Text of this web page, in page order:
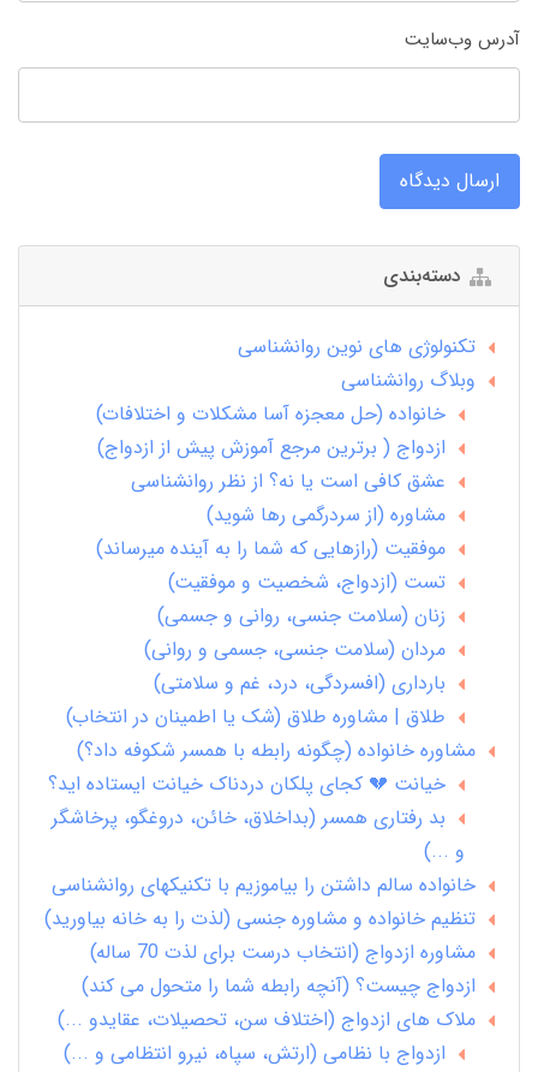
آدرس وب‌سایت
ارسال دیدگاه
دسته‌بندی
تکنولوژی های نوین روانشناسی
وبلاگ روانشناسی
خانواده (حل معجزه آسا مشکلات و اختلافات)
ازدواج ( برترین مرجع آموزش پیش از ازدواج)
عشق کافی است یا نه؟ از نظر روانشناسی
مشاوره (از سردرگمی رها شوید)
موفقیت (رازهایی که شما را به آینده میرساند)
تست (ازدواج، شخصیت و موفقیت)
زنان (سلامت جنسی، روانی و جسمی)
مردان (سلامت جنسی، جسمی و روانی)
بارداری (افسردگی، درد، غم و سلامتی)
طلاق | مشاوره طلاق (شک یا اطمینان در انتخاب)
مشاوره خانواده (چگونه رابطه با همسر شکوفه داد؟)
خیانت 💔 کجای پلکان دردناک خیانت ایستاده اید؟
بد رفتاری همسر (بداخلاق، خائن، دروغگو، پرخاشگر
و ...)
خانواده سالم داشتن را بیاموزیم با تکنیکهای روانشناسی
تنظیم خانواده و مشاوره جنسی (لذت را به خانه بیاورید)
مشاوره ازدواج (انتخاب درست برای لذت 70 ساله)
ازدواج چیست؟ (آنچه رابطه شما را متحول می کند)
ملاک های ازدواج (اختلاف سن، تحصیلات، عقایدو ...)
ازدواج با نظامی (ارتش، سپاه، نیرو انتظامی و ...)